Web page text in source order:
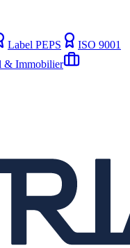
Label PEPS
ISO 9001
& Immobilier